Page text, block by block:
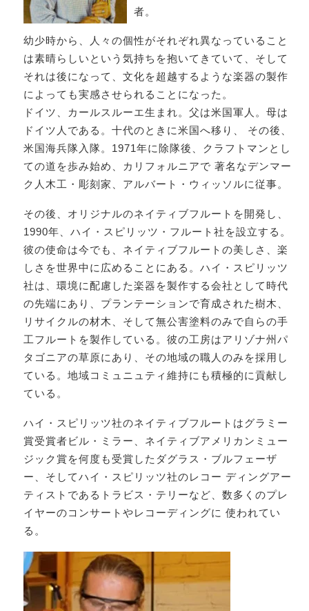
者。
幼少時から、人々の個性がそれぞれ異なっていること
は素晴らしいという気持ちを抱いてきていて、そして
それは後になって、文化を超越するような楽器の製作
によっても実感させられることになった。
ドイツ、カールスルーエ生まれ。父は米国軍人。母は
ドイツ人である。十代のときに米国へ移り、 その後、
米国海兵隊入隊。1971年に除隊後、クラフトマンとし
ての道を歩み始め、カリフォルニアで 著名なデンマー
ク人木工・彫刻家、アルバート・ウィッソルに従事。
その後、オリジナルのネイティブフルートを開発し、
1990年、ハイ・スピリッツ・フルート社を設立する。
彼の使命は今でも、ネイティブフルートの美しさ、楽
しさを世界中に広めることにある。ハイ・スピリッツ
社は、環境に配慮した楽器を製作する会社として時代
の先端にあり、プランテーションで育成された樹木、
リサイクルの材木、そして無公害塗料のみで自らの手
工フルートを製作している。彼の工房はアリゾナ州パ
タゴニアの草原にあり、その地域の職人のみを採用し
ている。地域コミュニュティ維持にも積極的に貢献し
ている。
ハイ・スピリッツ社のネイティブフルートはグラミー
賞受賞者ビル・ミラー、ネイティブアメリカンミュー
ジック賞を何度も受賞したダグラス・ブルフェーザ
ー、そしてハイ・スピリッツ社のレコー ディングアー
ティストであるトラビス・テリーなど、数多くのプレ
イヤーのコンサートやレコーディングに 使われてい
る。